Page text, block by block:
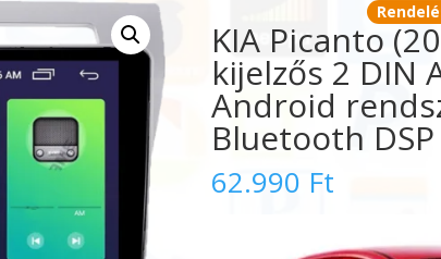
KIA Picanto
kijelzős 2 DIN
Android
Bluetooth DSP
62.990 Ft